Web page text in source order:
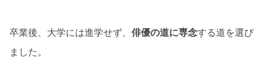
卒業後、大学には進学せず、 俳優の道に専念する道を選び
ました。